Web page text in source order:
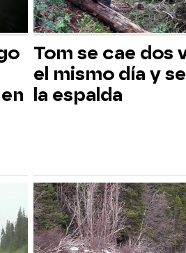
Tom se cae dos
el mismo día y
la espalda